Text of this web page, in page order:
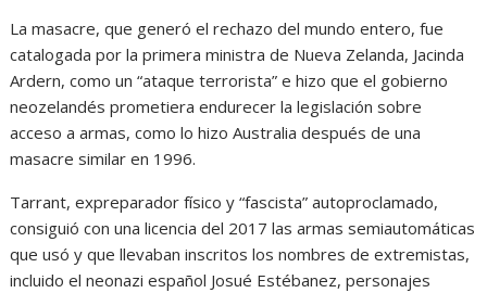
La masacre, que generó el rechazo del mundo entero, fue
catalogada por la primera ministra de Nueva Zelanda, Jacinda
Ardern, como un “ataque terrorista” e hizo que el gobierno
neozelandés prometiera endurecer la legislación sobre
acceso a armas, como lo hizo Australia después de una
masacre similar en 1996.
Tarrant, expreparador físico y “fascista” autoproclamado,
consiguió con una licencia del 2017 las armas semiautomáticas
que usó y que llevaban inscritos los nombres de extremistas,
incluido el neonazi español Josué Estébanez, personajes